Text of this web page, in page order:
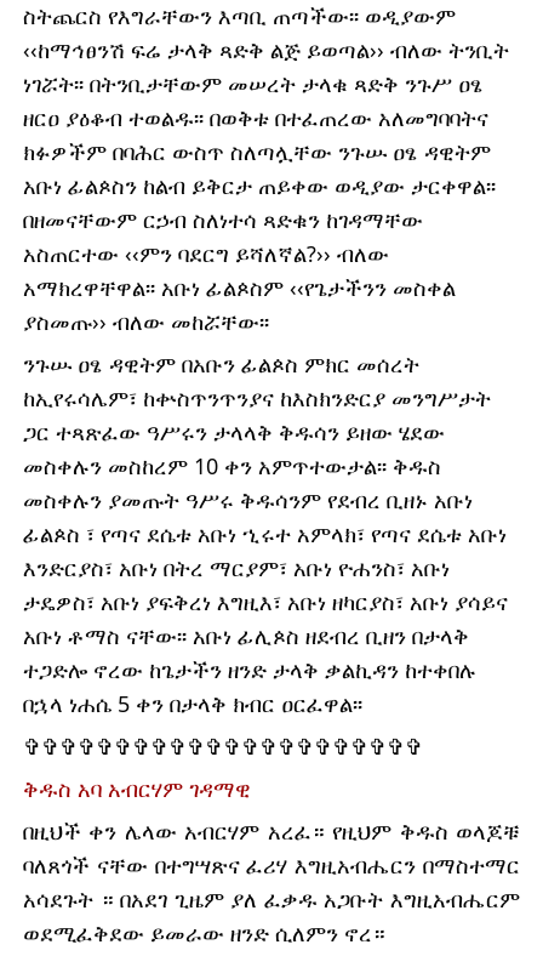
ስትጨርስ የእግራቸውን እጣቢ ጠጣችው፡፡ ወዲያውም
‹‹ከማኅፀንሽ ፍሬ ታላቅ ጻድቅ ልጅ ይወጣል›› ብለው ትንቢት
ነገሯት፡፡ በትንቢታቸውም መሠረት ታላቁ ጻድቅ ንጉሥ ዐፄ
ዘርዐ ያዕቆብ ተወልዱ፡፡ በወቅቱ በተፈጠረው አለመግባባትና
ክፉዎችም በባሕር ውስጥ ስለጣሏቸው ንጉሡ ዐፄ ዳዊትም
አቡነ ፊልጶስን ከልብ ይቅርታ ጠይቀው ወዲያው ታርቀዋል፡፡
በዘመናቸውም ርኃብ ስለነተሳ ጻድቁን ከገዳማቸው
አስጠርተው ‹‹ምን ባደርግ ይሻለኛል?›› ብለው
አማክረዋቸዋል፡፡ አቡነ ፊልጶስም ‹‹የጌታችንን መስቀል
ያስመጡ›› ብለው መከሯቸው፡፡
ንጉሡ ዐፄ ዳዊትም በአቡን ፊልጶስ ምክር መሰረት
ከኢየሩሳሌም፣ ከቍስጥንጥንያና ከእስክንድርያ መንግሥታት
ጋር ተጻጽፈው ዓሥሩን ታላላቅ ቅዱሳን ይዘው ሄደው
መስቀሉን መስከረም 10 ቀን አምጥተውታል፡፡ ቅዱስ
መስቀሉን ያመጡት ዓሥሩ ቅዱሳንም የደብረ ቢዘኑ አቡነ
ፊልጶስ ፣ የጣና ደሴቱ አቡነ ኂሩተ አምላክ፣ የጣና ደሴቱ አቡነ
እንድርያስ፣ አቡነ በትረ ማርያም፣ አቡነ ዮሐንስ፣ አቡነ
ታዴዎስ፣ አቡነ ያፍቅረነ እግዚእ፣ አቡነ ዘካርያስ፣ አቡነ ያሳይና
አቡነ ቶማስ ናቸው፡፡ አቡነ ፊሊጶስ ዘደብረ ቢዘን በታላቅ
ተጋድሎ ኖረው ከጌታችን ዘንድ ታላቅ ቃልኪዳን ከተቀበሉ
በኋላ ነሐሴ 5 ቀን በታላቅ ክብር ዐርፈዋል፡፡
✞✞✞✞✞✞✞✞✞✞✞✞✞✞✞✞✞✞✞✞✞✞
ቅዱስ አባ አብርሃም ገዳማዊ
በዚህች ቀን ሌላው አብርሃም አረፈ። የዚህም ቅዱስ ወላጆቹ
ባለጸጎች ናቸው በተግሣጽና ፈሪሃ እግዚአብሔርን በማስተማር
አሳደጉት ። በአደገ ጊዜም ያለ ፈቃዱ አጋቡት እግዚአብሔርም
ወደሚፈቅደው ይመራው ዘንድ ሲለምን ኖረ።